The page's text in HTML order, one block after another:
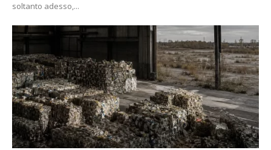
soltanto adesso,...